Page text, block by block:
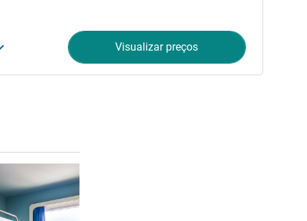
Visualizar preços